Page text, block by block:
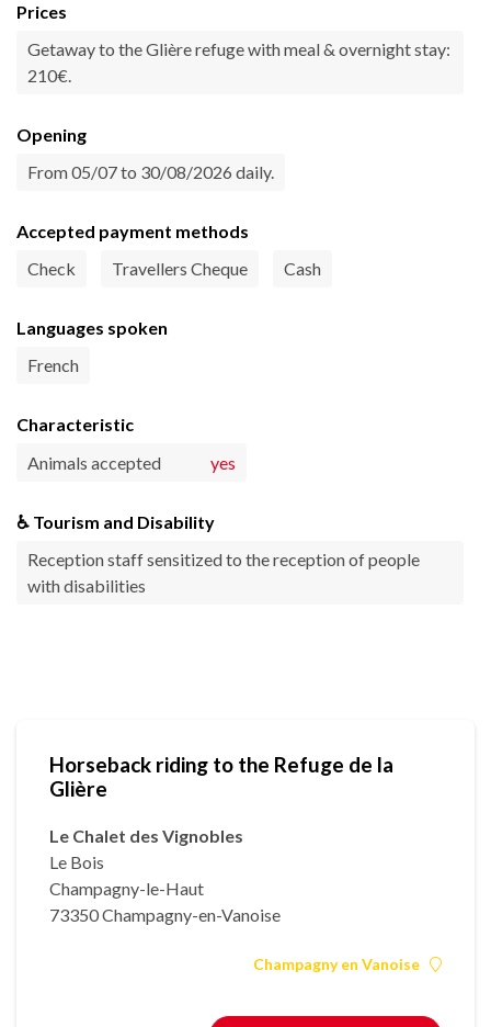
Prices
Getaway to the Glière refuge with meal & overnight stay:
210€.
Opening
From 05/07 to 30/08/2026 daily.
Accepted payment methods
Check
Travellers Cheque Cash
Languages spoken
French
Characteristic
Animals accepted
yes
♿ Tourism and Disability
Reception staff sensitized to the reception of people
with disabilities
Horseback riding to the Refuge de la
Glière
Le Chalet des Vignobles
Le Bois
Champagny-le-Haut
73350 Champagny-en-Vanoise
Champagny en Vanoise